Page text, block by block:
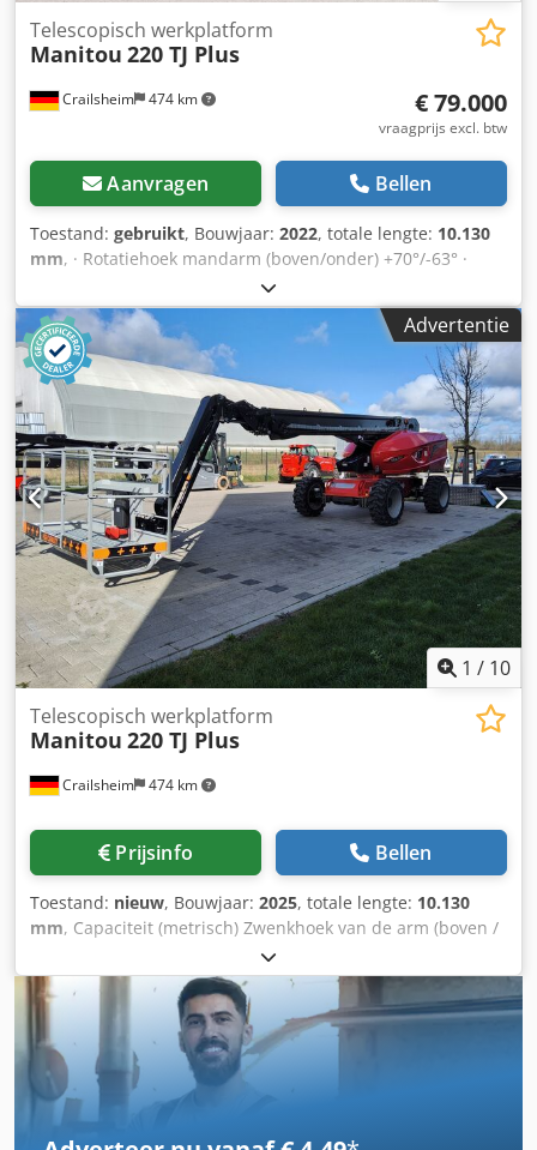
Crailsheim 474 km
Telescopisch werkplatform
Manitou 220 TJ Plus
€ 79.000
vraagprijs excl. btw
Aanvragen Bellen
Toestand: gebruikt, Bouwjaar: 2022, totale lengte: 10.130
mm, · Rotatiehoek mandarm (boven/onder) +70°/-63° ·
Rotatie van de bovenbouw 360° Djdpfx Absztglqjyokr ·
Rotatie werkkorf (rechts/links) 90°/90° · Binnendraaicirkel 2
m · externe draaicirkel 4,40 m · Rijsnelheid -
transportmodus: 4,90 km/u · Rijsnelheid - werkmodus: 1
km/u · Klimvermogen: 40% · Toegestane kanteling in
werkmodus: 4 ° · Gevulkaniseerde massief rubberen
banden · Aandrijfwielen (voor/achter): 2/2 · Stuurwielen
(voor/achter): 2/2 · Geremde wielen/wielen: 2/2 ·
Fabrikant/motormodel: Yanmar - 3TNV88C-DMU ·
Motorstandaard: Stage V · Nominaal vermogen / vermogen
van de verbrandingsmotor: 36,20 pk / 27,50 kW ·
Bodemdruk: 18,20 dan/cm2 · Hydraulische druk: 400 bar ·
Inhoud hydraulische tank: 94 l · Inhoud brandstoftank: 72
liter · Omgevingsgeluid (LwA): < 106 dB
Advertentie
1 / 10
Crailsheim 474 km
Telescopisch werkplatform
Manitou 220 TJ Plus
Prijsinfo Bellen
Toestand: nieuw, Bouwjaar: 2025, totale lengte: 10.130
mm, Capaciteit (metrisch) Zwenkhoek van de arm (boven /
onder) +70° / -63° Draaibereik van het bovenstuk 360°
Draaibereik van de werkkorf (rechts / links) 90° / 90° Aantal
personen (binnen / buiten) 3 / 3 Gewicht en bandenmaat
Lengte van de uitschuifarm 2 m Verplaatsing van het
tegengewicht (bovenstuk bij 90°) 1,34 m Afmeting / bereik
van het tegengewicht 1,35 m Inwendige draaicirkel 2 m
Uitwendige draaicirkel 4,40 m Prestaties Rijsnelheid -
transportmodus 4,90 km/u Rijsnelheid - werkmodus 1